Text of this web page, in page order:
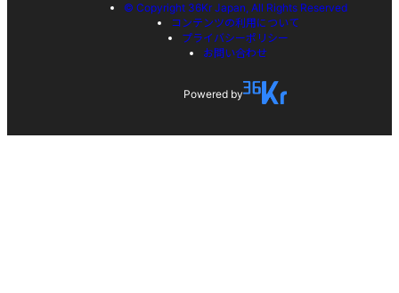
© Copyright 36Kr Japan, All Rights Reserved
コンテンツの利用について
プライバシーポリシー
お問い合わせ
Powered by